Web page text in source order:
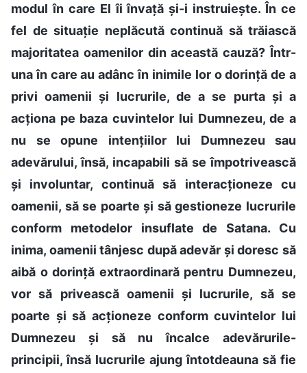
modul în care El îi învață și-i instruiește. În ce
fel de situație neplăcută continuă să trăiască
majoritatea oamenilor din această cauză? Într-
una în care au adânc în inimile lor o dorință de a
privi oamenii și lucrurile, de a se purta și a
acționa pe baza cuvintelor lui Dumnezeu, de a
nu se opune intențiilor lui Dumnezeu sau
adevărului, însă, incapabili să se împotrivească
și involuntar, continuă să interacționeze cu
oamenii, să se poarte și să gestioneze lucrurile
conform metodelor insuflate de Satana. Cu
inima, oamenii tânjesc după adevăr și doresc să
aibă o dorință extraordinară pentru Dumnezeu,
vor să privească oamenii și lucrurile, să se
poarte și să acționeze conform cuvintelor lui
Dumnezeu și să nu încalce adevărurile-
principii, însă lucrurile ajung întotdeauna să fie